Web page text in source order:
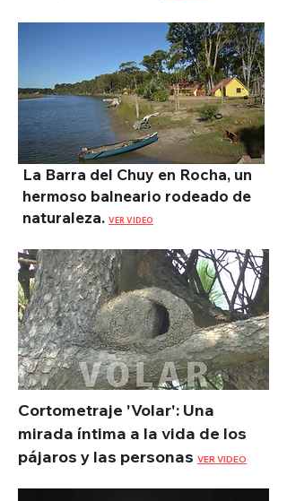
La Barra del Chuy en Rocha, un
hermoso balneario rodeado de
naturaleza. VER VIDEO
Cortometraje 'Volar': Una
mirada íntima a la vida de los
pájaros y las personas VER VIDEO